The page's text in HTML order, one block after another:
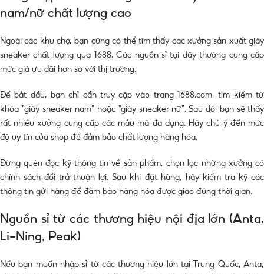
nam/nữ chất lượng cao
Ngoài các khu chợ, bạn cũng có thể tìm thấy các xưởng sản xuất giày
sneaker chất lượng qua 1688. Các nguồn sỉ tại đây thường cung cấp
mức giá ưu đãi hơn so với thị trường.
Để bắt đầu, bạn chỉ cần truy cập vào trang 1688.com, tìm kiếm từ
khóa “giày sneaker nam” hoặc “giày sneaker nữ”. Sau đó, bạn sẽ thấy
rất nhiều xưởng cung cấp các mẫu mã đa dạng. Hãy chú ý đến mức
độ uy tín của shop để đảm bảo chất lượng hàng hóa.
Đừng quên đọc kỹ thông tin về sản phẩm, chọn lọc những xưởng có
chính sách đổi trả thuận lợi. Sau khi đặt hàng, hãy kiểm tra kỹ các
thông tin gửi hàng để đảm bảo hàng hóa được giao đúng thời gian.
Nguồn sỉ từ các thương hiệu nội địa lớn (Anta,
Li-Ning, Peak)
Nếu bạn muốn nhập sỉ từ các thương hiệu lớn tại Trung Quốc, Anta,